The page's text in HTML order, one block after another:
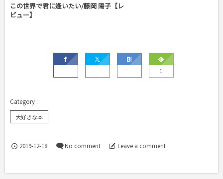
この世界で君に逢いたい/藤岡 陽子【レ
ビュー】
1
大好きな本
2019-12-18 No comment Leave a comment